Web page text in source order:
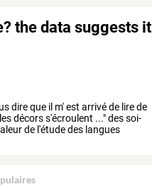
the data suggests it
direque il m'est arrivéde lirede
décorss'écroulent ..."dessoi-
de l'étudedes langues